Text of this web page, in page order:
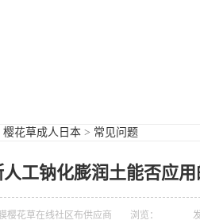
樱花草成人日本 > 常见问题
人工钠化膨润土能否应
樱花草在线社区布供应商 浏览：